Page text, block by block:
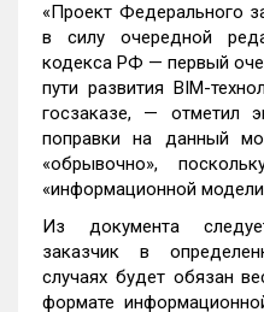
«Проект Федерального
в силу очередной
кодекса РФ — первый
пути развития BIM-
госзаказе, — отметил
поправки на данный
«обрывочно»,
«информационной
Из документа
заказчик в
случаях будет обязан
формате